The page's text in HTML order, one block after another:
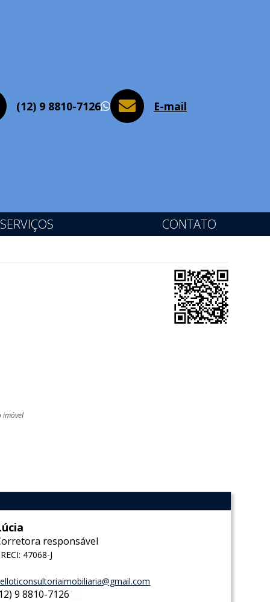
(12) 9 8810-7126 WhatsApp
E-mail
SERVIÇOS CONTATO
imóvel
responsável
47068-J
9 8810-7126